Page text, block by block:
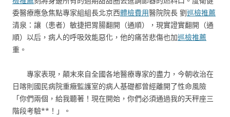
委醫療應急焦點專家組組長北京西體檢費用醫院院長 劉巡檢推薦
清泉：讓（患者）敏捷把胃腸翻開（通順），現實證實翻開（通
順）以后，病人的呼吸效能惡化，他的痛苦悲傷也加巡檢推薦
重。
專家表現，顛末來自全國各地醫療專家的盡力，今朝收治在
日喀則國民病院重癥監護室的病人基礎都曾經離開了性命風險
「你們兩個，給我聽著！現在開始，你們必須通過我的天秤座三
階段考驗**！」。